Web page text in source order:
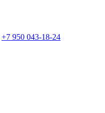
+7 950 043-18-24